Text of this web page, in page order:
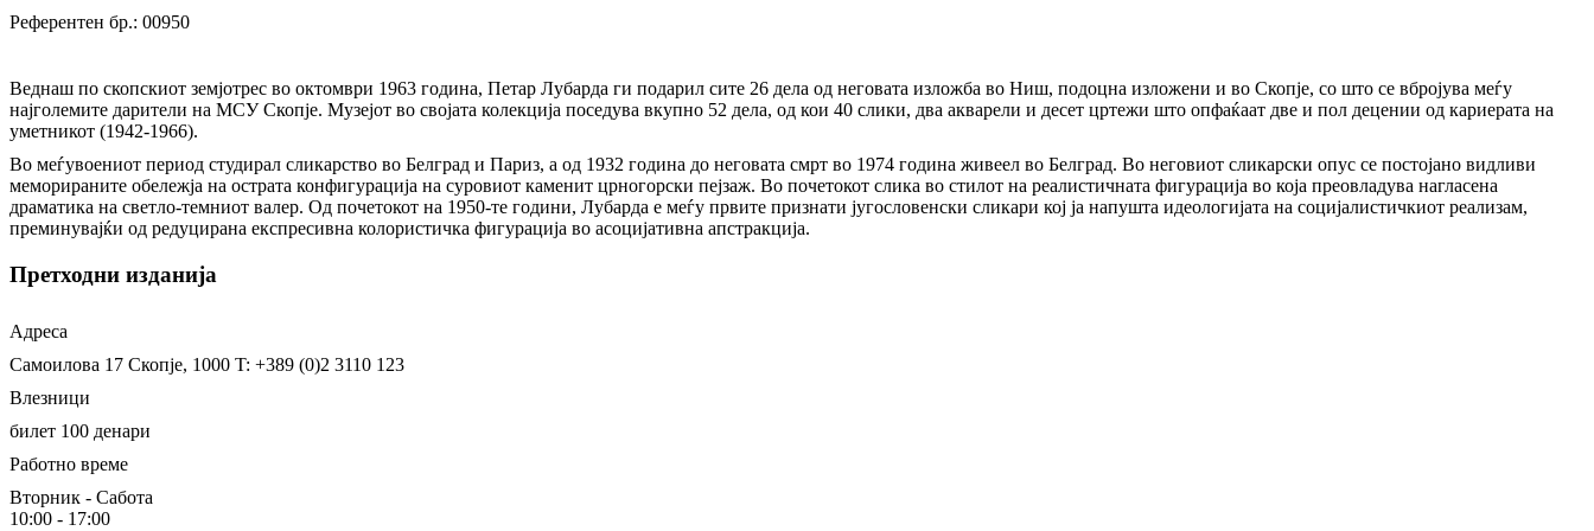
Референтен бр.: 00950
Веднаш по скопскиот земјотрес во октомври 1963 година, Петар Лубарда ги подарил сите 26 дела од неговата изложба во Ниш, подоцна изложени и во Скопје, со што се вбројува меѓу
најголемите дарители на МСУ Скопје. Музејот во својата колекција поседува вкупно 52 дела, од кои 40 слики, два акварели и десет цртежи што опфаќаат две и пол децении од кариерата на
уметникот (1942-1966).
Во меѓувоениот период студирал сликарство во Белград и Париз, а од 1932 година до неговата смрт во 1974 година живеел во Белград. Во неговиот сликарски опус се постојано видливи
меморираните обележја на острата конфигурација на суровиот каменит црногорски пејзаж. Во почетокот слика во стилот на реалистичната фигурација во која преовладува нагласена
драматика на светло-темниот валер. Од почетокот на 1950-те години, Лубарда е меѓу првите признати југословенски сликари кој ја напушта идеологијата на социјалистичкиот реализам,
преминувајќи од редуцирана експресивна колористичка фигурација во асоцијативна апстракција.
Претходни изданија
Адреса
Самоилова 17 Скопје, 1000 T: +389 (0)2 3110 123
Влезници
билет 100 денари
Работно време
Вторник - Сабота
10:00 - 17:00